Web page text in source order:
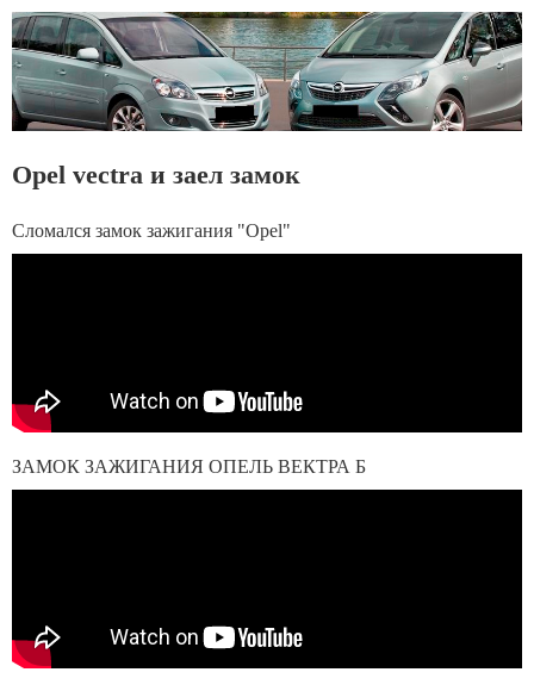
Opel vectra и заел замок
Сломался замок зажигания "Opel"
ЗАМОК ЗАЖИГАНИЯ ОПЕЛЬ ВЕКТРА Б